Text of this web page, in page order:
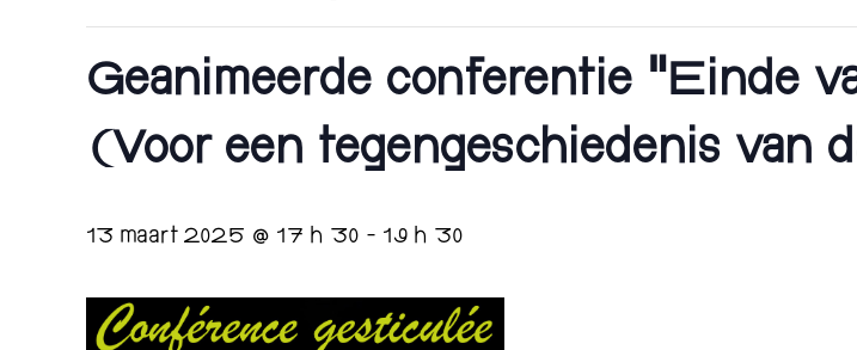
Geanimeerde conferentie “Einde
(Voor een tegengeschiedenis van
13 maart 2025 @ 17 h 30 - 19 h 30